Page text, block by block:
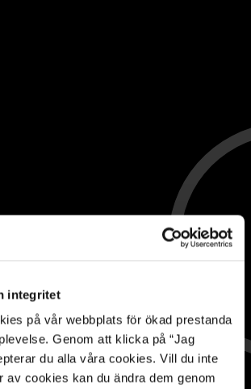
integritet
på vår webbplats för ökad prestanda
Genom att klicka på “Jag
du alla våra cookies. Vill du inte
av cookies kan du ändra dem genom